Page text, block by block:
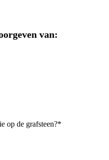
van:
op de grafsteen?*